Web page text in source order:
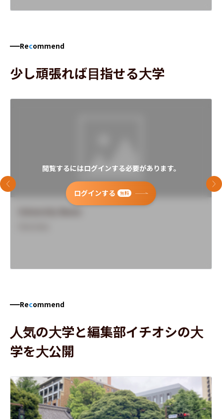
Recommend
少し頑張れば目指せる大学
閲覧するにはログインする必要があります。
ログインする 無料
前のスライド 次
Recommend
人気の大学と編集部イチオシの大
学を大公開